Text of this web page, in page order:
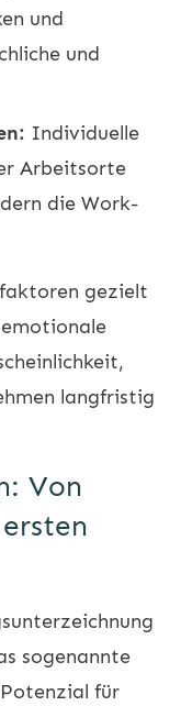
und
und
Individuelle
Arbeitsorte
die Work-
gezielt
langfristig
Von
sogenannte
für